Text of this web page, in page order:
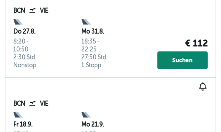
BCN VIE
Do 27.8.
8:20-
10:50
Nonstop
2:30 Std.
Mo 31.8.
18:35 -
22:25
1 Stopp
27:50 Std.
€ 112
Suchen
BCN VIE
Fr 18.9.
Mo 21.9.